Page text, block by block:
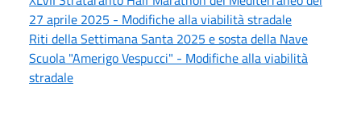
27 aprile 2025 - Modifiche alla viabilità stradale
Riti della Settimana Santa 2025 e sosta della Nave
Scuola "Amerigo Vespucci" - Modifiche alla viabilità
stradale